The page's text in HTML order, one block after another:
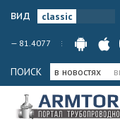
вид
— 81.4077
ПОИСК в новостях